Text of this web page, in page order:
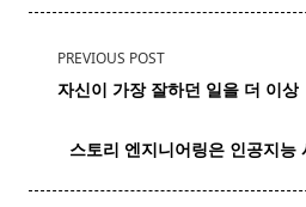
<span
class="nav-
screen-
text">Page</span>
PREVIOUS POST
자신이 가장 잘하던 일을 더 이상
스토리 엔지니어링은 인공지능